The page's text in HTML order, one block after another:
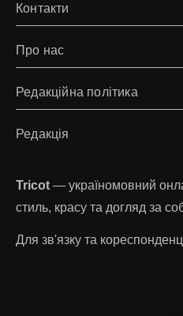
Контакти
Про нас
Редакційна політика
Редакція
Tricot — україномовний
стиль, красу та догляд за
Для зв'язку та